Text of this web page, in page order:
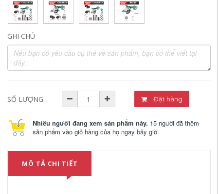
GHI CHÚ
SỐ LƯỢNG: Đặt hàng
Nhiều người đang xem sản phẩm này. 15 người đã thêm
sản phẩm vào giỏ hàng của họ ngay bây giờ.
MÔ TẢ CHI TIẾT